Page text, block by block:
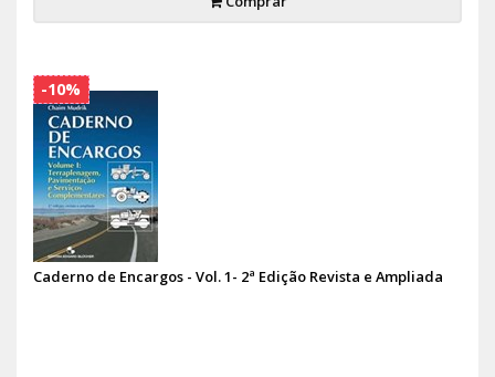
Caderno de Encargos - Vol. 1- 2ª Edição Revista e Ampliada
-10%